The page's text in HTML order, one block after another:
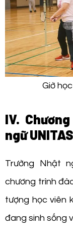
Giờ
IV.
ngữ
Trường Nhật
chương trình
tượng học viên
đang sinh sống